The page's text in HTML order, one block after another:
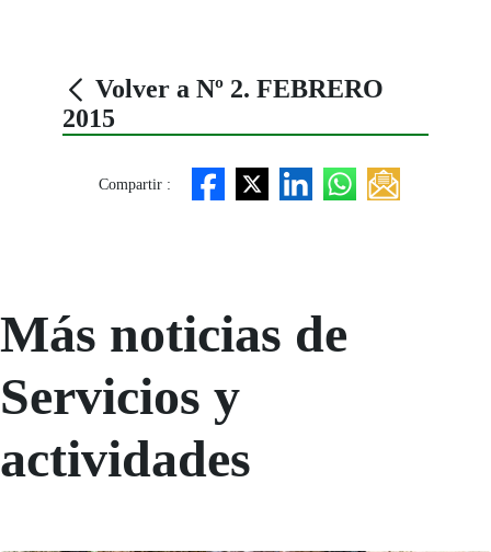
Volver a Nº 2. FEBRERO
2015
Compartir :
Más noticias de
Servicios y
actividades